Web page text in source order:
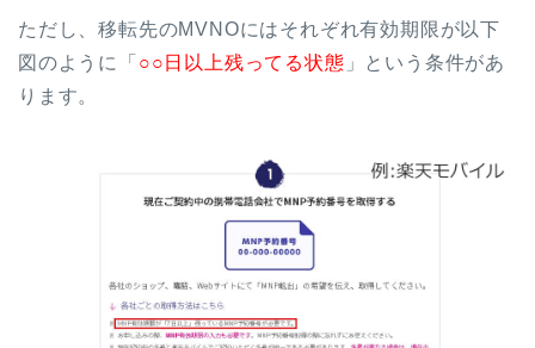
ただし、移転先のMVNOにはそれぞれ有効期限が以下
図のように「 ○○日以上残ってる状態 」という条件があ
ります。